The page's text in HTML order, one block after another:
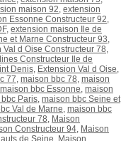
maison 92, extension
Essonne Constructeur 92,
, extension maison Ile de
et Marne Constructeur 93,
d Oise Constructeur 78,
Constructeur Ile de
Denis, Extension Val d Oise,
77, maison bbc 78, maison
maison bbc Essonne, maison
Paris, maison bbc Seine et
Val de Marne, maison bbc
78, Maison
Constructeur 94, Maison
de Seine, Maison